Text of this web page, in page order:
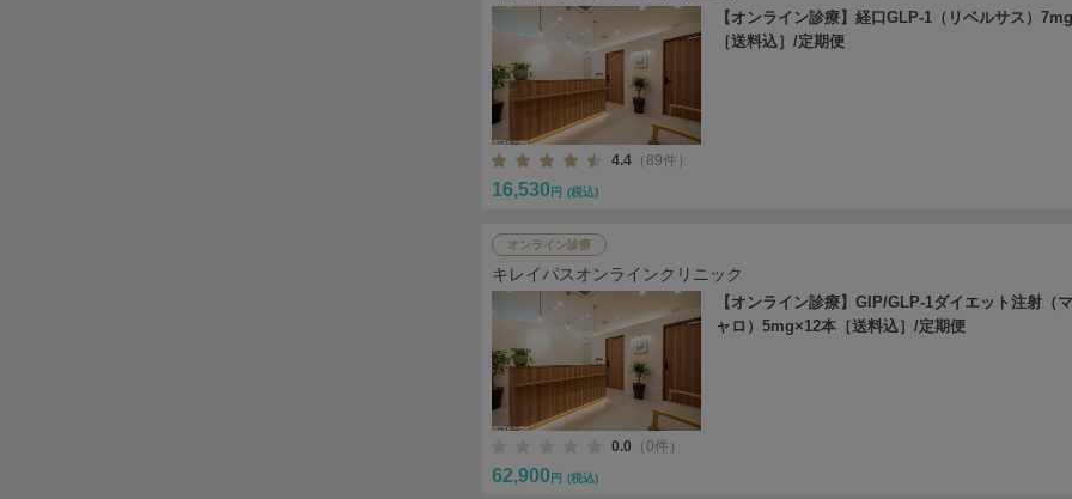
【オンライン診療】経口GLP-1（リベルサス）
［送料込］/定期便
4.4 （89件）
16,530 円 (税込)
オンライン診療
キレイパスオンラインクリニック
【オンライン診療】GIP/GLP-1ダイエット注射（
ャロ）5mg×12本［送料込］/定期便
0.0 （0件）
62,900 円 (税込)